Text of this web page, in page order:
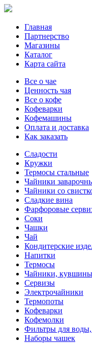
Главная
Партнерство
Магазины
Каталог
Карта сайта
Все о чае
Ценность чая
Все о кофе
Кофеварки
Кофемашины
Оплата и доставка
Как заказать
Сладости
Кружки
Термосы стальные
Чайники
Чайники со
Сладкие вина
Фарфоровые
Соки
Чашки
Чай
Кондитерские
Напитки
Термосы
Чайники, кувшины
Сервизы
Электрочайники
Термопоты
Кофеварки
Кофемолки
Фильтры для
Наборы чашек